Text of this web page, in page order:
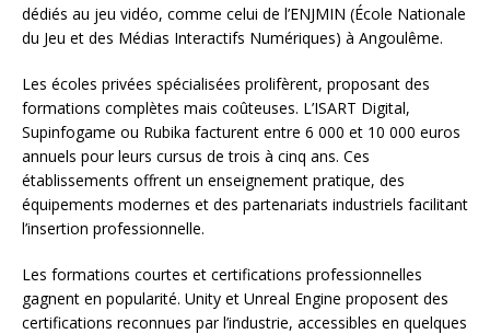
dédiés au jeu vidéo, comme celui de l’ENJMIN (École Nationale
du Jeu et des Médias Interactifs Numériques) à Angoulême.
Les écoles privées spécialisées prolifèrent, proposant des
formations complètes mais coûteuses. L’ISART Digital,
Supinfogame ou Rubika facturent entre 6 000 et 10 000 euros
annuels pour leurs cursus de trois à cinq ans. Ces
établissements offrent un enseignement pratique, des
équipements modernes et des partenariats industriels facilitant
l’insertion professionnelle.
Les formations courtes et certifications professionnelles
gagnent en popularité. Unity et Unreal Engine proposent des
certifications reconnues par l’industrie, accessibles en quelques